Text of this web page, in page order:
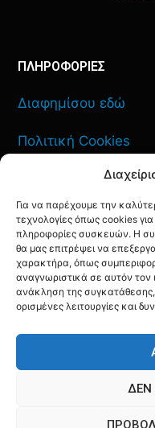
Για να παρέχουμε την
τεχνολογίες όπως cookies
πληροφορίες συσκευών. Η
θα μας επιτρέψει να
χαρακτήρα, όπως
αναγνωριστικά σε αυτόν
ανάκληση της
ορισμένες λειτουργίες και
ΔΕΝ
ΠΛΗΡΟΦΟΡΙΕΣ
Διαφημίσου εδώ
Πολιτική Cookies
Πολιτική Απορρήτου
ΕΠΙΚΟΙΝΩΝΙΑ